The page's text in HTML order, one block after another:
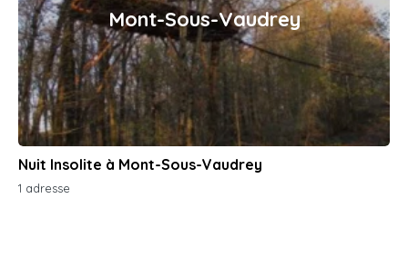
Mont-Sous-Vaudrey
Nuit Insolite à Mont-Sous-Vaudrey
1 adresse